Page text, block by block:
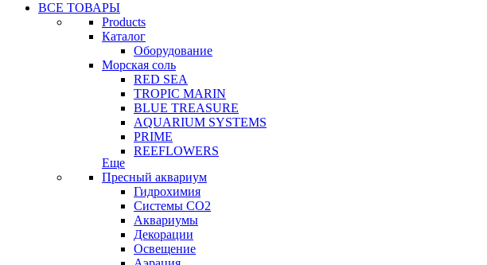
ВСЕ ТОВАРЫ
Products
Каталог
Оборудование
Морская соль
RED SEA
TROPIC MARIN
BLUE TREASURE
AQUARIUM SYSTEMS
PRIME
REEFLOWERS
Еще
Пресный аквариум
Гидрохимия
Системы СО2
Аквариумы
Декорации
Освещение